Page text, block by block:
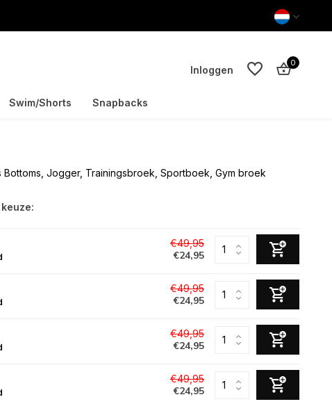
Inloggen
0
Swim/Shorts Snapbacks
Bottoms, Jogger, Trainingsbroek, Sportboek, Gym broek
€49,95
€24,95
€49,95
€24,95
€49,95
€24,95
€49,95
€24,95